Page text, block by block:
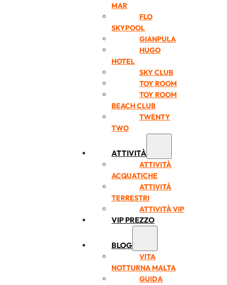
MAR
FLO
SKYPOOL
GIANPULA
HUGO
HOTEL
SKY CLUB
TOY ROOM
TOY ROOM
BEACH CLUB
TWENTY
TWO
ATTIVITÀ
ATTIVITÀ
ACQUATICHE
ATTIVITÀ
TERRESTRI
ATTIVITÀ VIP
VIP PREZZO
BLOG
VITA
NOTTURNA MALTA
GUIDA